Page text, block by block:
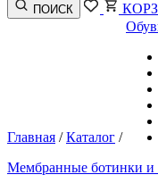
ПОИСК
Главная /Каталог /
Мембранные ботинки и